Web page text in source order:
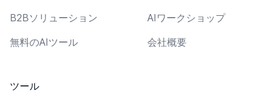
B2Bソリューション
無料のAIツール
ツール
AIワークショップ
会社概要